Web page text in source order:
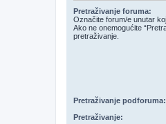
Pretraživanje foruma:
Označite forum/e unutar
Ako ne onemogućite
pretraživanje.
Pretraživanje podforuma:
Pretraživanje: